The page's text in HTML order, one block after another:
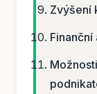
Zvýšení